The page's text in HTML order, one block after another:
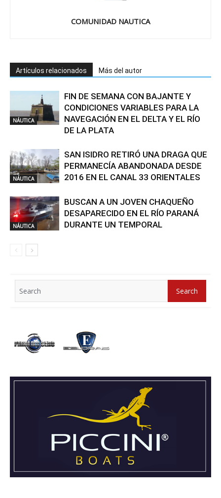
COMUNIDAD NAUTICA
Artículos relacionados Más del autor
NÁUTICA
FIN DE SEMANA CON BAJANTE Y
CONDICIONES VARIABLES PARA LA
NAVEGACIÓN EN EL DELTA Y EL RÍO
DE LA PLATA
NÁUTICA
SAN ISIDRO RETIRÓ UNA DRAGA QUE
PERMANECÍA ABANDONADA DESDE
2016 EN EL CANAL 33 ORIENTALES
NÁUTICA
BUSCAN A UN JOVEN CHAQUEÑO
DESAPARECIDO EN EL RÍO PARANÁ
DURANTE UN TEMPORAL
for:
Search